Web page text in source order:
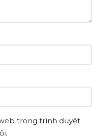
trong trình duyệt